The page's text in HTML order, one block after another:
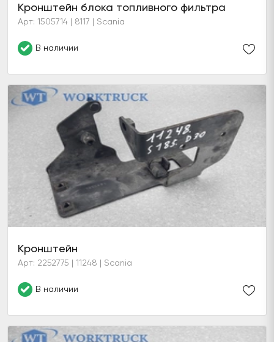
Кронштейн блока топливного фильтра
Арт: 1505714 | 8117 | Scania
В наличии
Кронштейн
Арт: 2252775 | 11248 | Scania
В наличии